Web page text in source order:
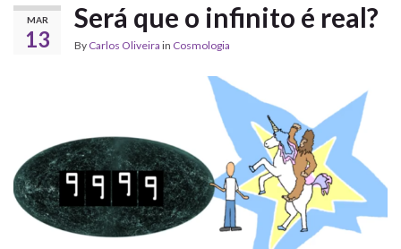
MAR
13
Será que o infinito é real?
By Carlos Oliveira in Cosmologia